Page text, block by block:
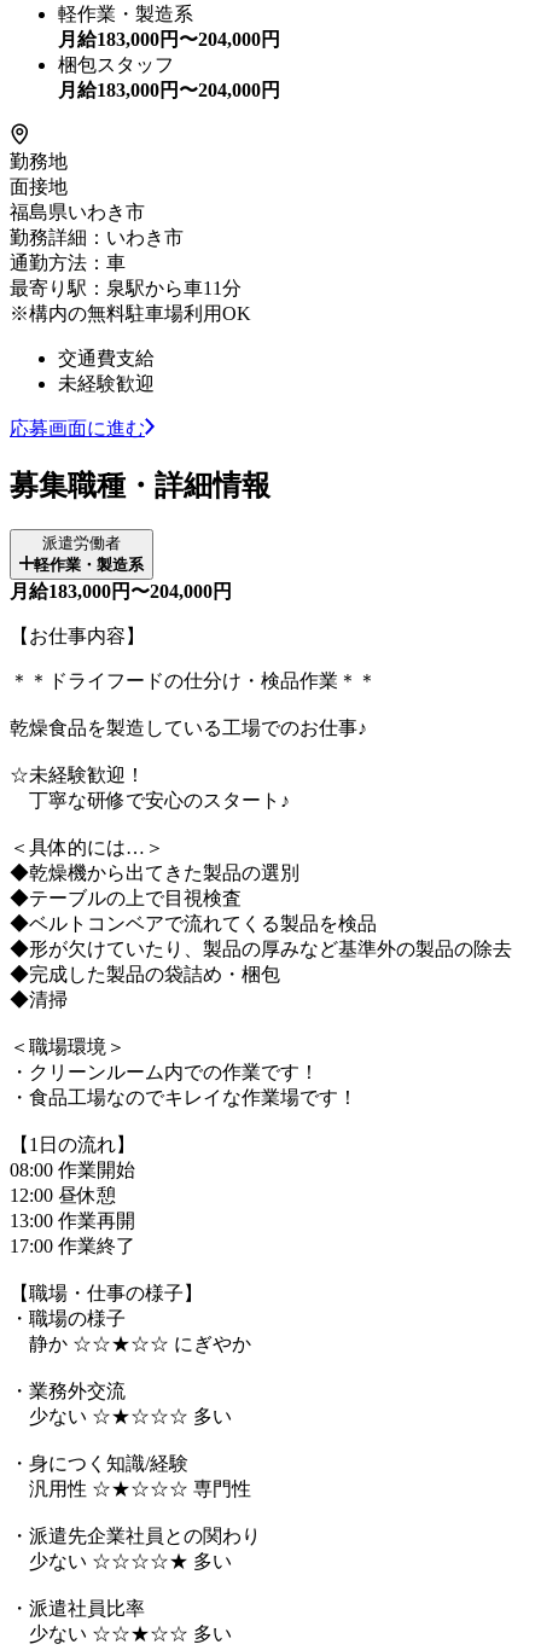
軽作業・製造系
月給183,000円〜204,000円
梱包スタッフ
月給183,000円〜204,000円
勤務地
面接地
福島県いわき市
勤務詳細：いわき市
通勤方法：車
最寄り駅：泉駅から車11分
※構内の無料駐車場利用OK
交通費支給
未経験歓迎
応募画面に進む
募集職種・詳細情報
派遣労働者
軽作業・製造系
月給183,000円〜204,000円
【お仕事内容】
＊＊ドライフードの仕分け・検品作業＊＊
乾燥食品を製造している工場でのお仕事♪
☆未経験歓迎！
丁寧な研修で安心のスタート♪
＜具体的には…＞
◆乾燥機から出てきた製品の選別
◆テーブルの上で目視検査
◆ベルトコンベアで流れてくる製品を検品
◆形が欠けていたり、製品の厚みなど基準外の製品の除去
◆完成した製品の袋詰め・梱包
◆清掃
＜職場環境＞
・クリーンルーム内での作業です！
・食品工場なのでキレイな作業場です！
【1日の流れ】
08:00 作業開始
12:00 昼休憩
13:00 作業再開
17:00 作業終了
【職場・仕事の様子】
・職場の様子
静か ☆☆★☆☆ にぎやか
・業務外交流
少ない ☆★☆☆☆ 多い
・身につく知識/経験
汎用性 ☆★☆☆☆ 専門性
・派遣先企業社員との関わり
少ない ☆☆☆☆★ 多い
・派遣社員比率
少ない ☆☆★☆☆ 多い